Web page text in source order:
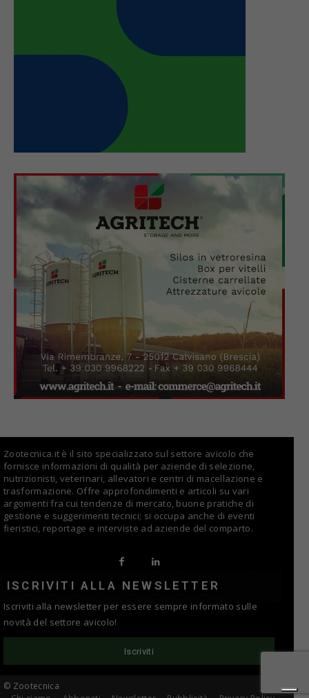
Zootecnica.it è il sito specializzato sul settore avicolo che
fornisce informazioni di qualità per aziende di selezione,
nutrizionisti, veterinari, allevatori e centri di macellazione e
trasformazione. Offre approfondimenti e articoli su vari
argomenti fra cui tendenze di mercato, buone pratiche di
gestione e suggerimenti tecnici; si occupa anche di eventi
fieristici, reportage e interviste ad aziende del comparto.
ISCRIVITI ALLA NEWSLETTER
Iscriviti alla newsletter per essere sempre informato sulle
novità del settore avicolo!
Iscriviti
© Zootecnica